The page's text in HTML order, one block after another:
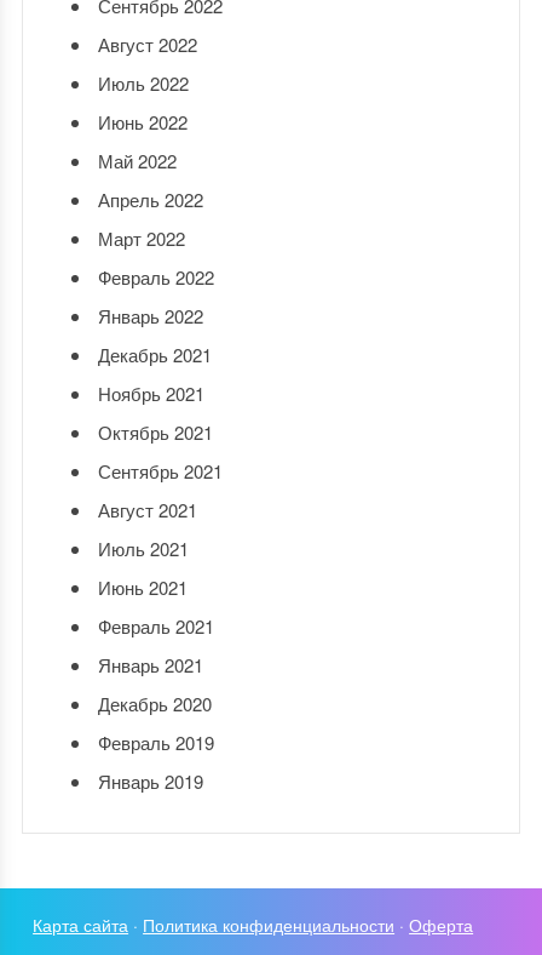
Сентябрь 2022
Август 2022
Июль 2022
Июнь 2022
Май 2022
Апрель 2022
Март 2022
Февраль 2022
Январь 2022
Декабрь 2021
Ноябрь 2021
Октябрь 2021
Сентябрь 2021
Август 2021
Июль 2021
Июнь 2021
Февраль 2021
Январь 2021
Декабрь 2020
Февраль 2019
Январь 2019
Карта сайта · Политика конфиденциальности ·Оферта